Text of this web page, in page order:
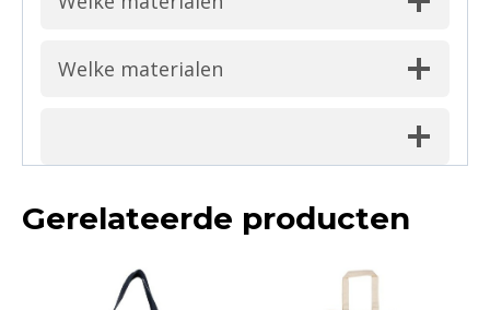
Welke materialen
Gerelateerde producten